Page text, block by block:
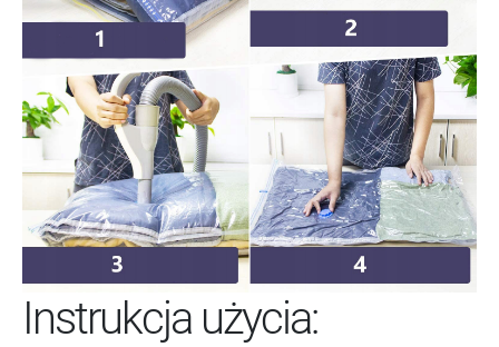
Instrukcja użycia: